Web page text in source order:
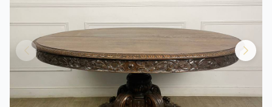
РЕСТАВРАЦИЯ
КУРСЫ ПО РЕСТАВРАЦИИ
КОНТАКТЫ
ДОСТАВКА И ОПЛАТА